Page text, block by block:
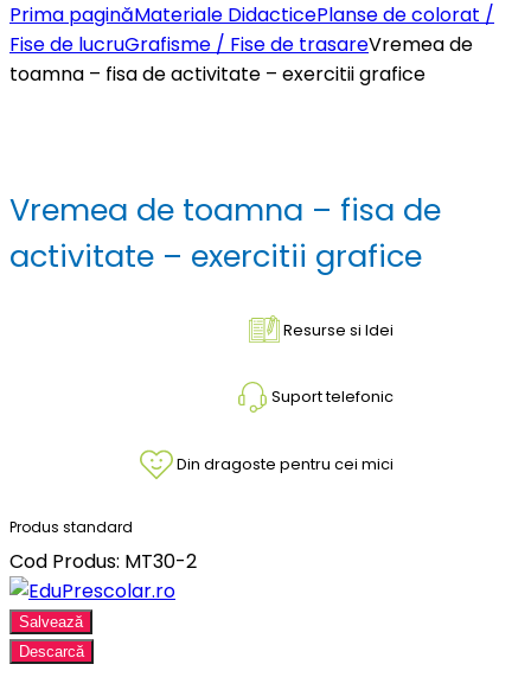
Prima paginăMateriale DidacticePlanse de colorat /
Fise de lucruGrafisme / Fise de trasareVremea de
toamna – fisa de activitate – exercitii grafice
Vremea de toamna – fisa de
activitate – exercitii grafice
Resurse si Idei
Suport telefonic
Din dragoste pentru cei mici
Produs standard
Cod Produs: MT30-2
Salvează
Descarcă